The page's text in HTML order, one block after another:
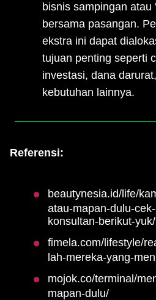
bisnis sampingan atau '
bersama pasangan.
ekstra ini dapat
tujuan penting seperti
investasi, dana
kebutuhan lainnya.
Referensi:
beautynesia.id/life/
atau-mapan-dulu-
konsultan-berikut-
fimela.com/lifestyle/
lah-mereka-yang-
mojok.co/terminal/
mapan-dulu/